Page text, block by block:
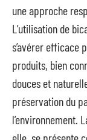
une approche
L’utilisation de
s’avérer efficace
produits, bien
douces et
préservation du
l’environnement.